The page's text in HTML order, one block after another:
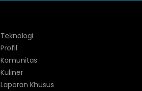
Teknologi
Profil
Komunitas
Kuliner
Laporan Khusus